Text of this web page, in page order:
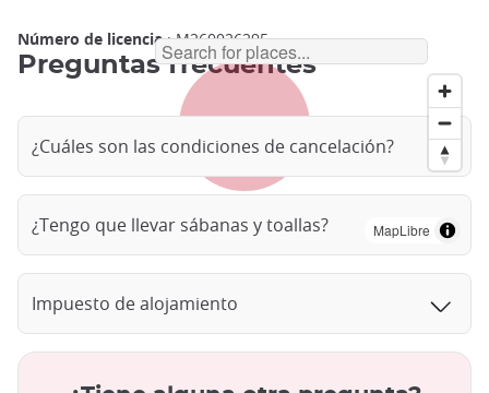
MapLibre
Número de licencia: M260026295
Preguntas frecuentes
¿Cuáles son las condiciones de cancelación?
¿Tengo que llevar sábanas y toallas?
Impuesto de alojamiento